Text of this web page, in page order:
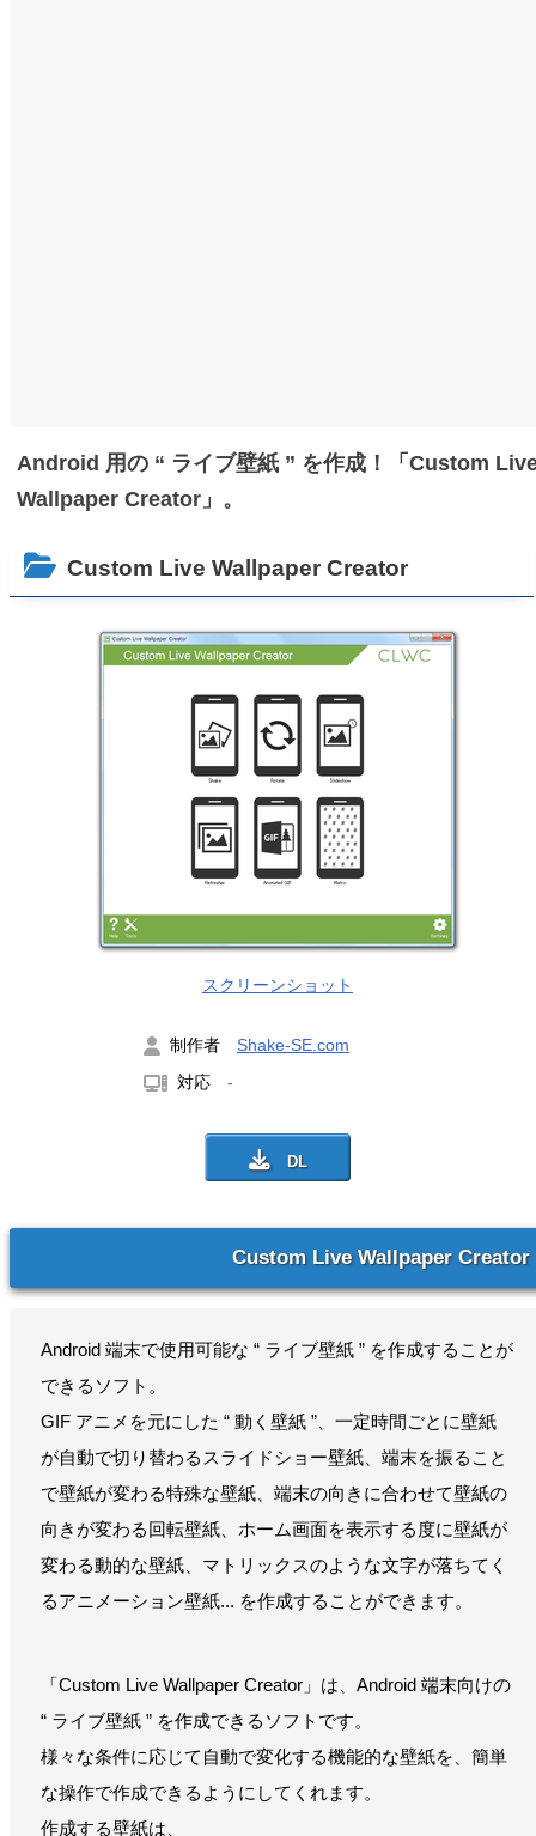
Android 用の “ ライブ壁紙 ” を作成！「Custom
Wallpaper Creator」。
Custom Live Wallpaper Creator
スクリーンショット
制作者 Shake-SE.com
対応 -
Custom Live Wallpaper Creator
Android 端末で使用可能な “ ライブ壁紙 ” を作成することが
できるソフト。
GIF アニメを元にした “ 動く壁紙 ”、一定時間ごとに壁紙
が自動で切り替わるスライドショー壁紙、端末を振ること
で壁紙が変わる特殊な壁紙、端末の向きに合わせて壁紙の
向きが変わる回転壁紙、ホーム画面を表示する度に壁紙が
変わる動的な壁紙、マトリックスのような文字が落ちてく
るアニメーション壁紙... を作成することができます。
「Custom Live Wallpaper Creator」は、Android 端末向けの
“ ライブ壁紙 ” を作成できるソフトです。
様々な条件に応じて自動で変化する機能的な壁紙を、簡単
な操作で作成できるようにしてくれます。
作成する壁紙は、